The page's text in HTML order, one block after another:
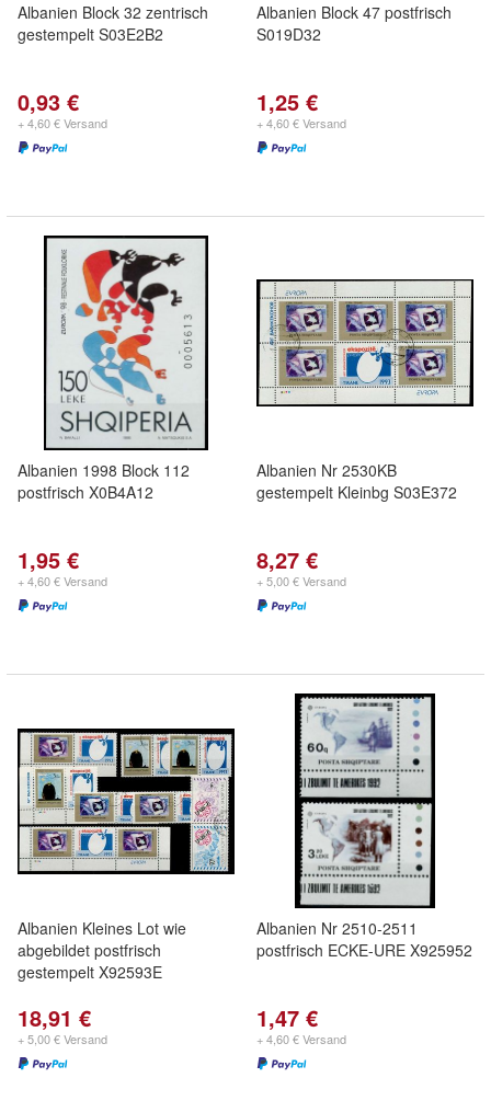
Albanien Block 32 zentrisch
gestempelt S03E2B2
0,93 €
+ 4,60 € Versand
Albanien Block 47 postfrisch
S019D32
1,25 €
+ 4,60 € Versand
Albanien 1998 Block 112
postfrisch X0B4A12
1,95 €
+ 4,60 € Versand
Albanien Nr 2530KB
gestempelt Kleinbg S03E372
8,27 €
+ 5,00 € Versand
Albanien Kleines Lot wie
abgebildet postfrisch
gestempelt X92593E
18,91 €
+ 5,00 € Versand
Albanien Nr 2510-2511
postfrisch ECKE-URE X925952
1,47 €
+ 4,60 € Versand